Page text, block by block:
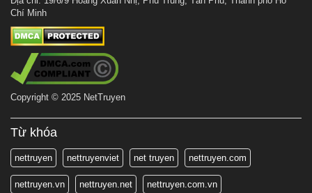
Chapter 13.1 5 tháng trước
Chapter 13
Chapter 12.9
Chapter 12.8
Chapter 12.7
5 tháng trước
Chapter 12.5
Chapter 12.4 5 tháng trước
5 tháng trước
Chí Minh
Copyright © 2025 NetTruyen
Từ khóa
nettruyen nettruyenviet net truyen nettruyen.com
nettruyen.vn nettruyen.net nettruyen.com.vn